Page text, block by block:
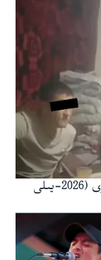
ئەركىن ئاسىيا رادىيوسى ئۇيغۇرچە خەۋەرلىرى (2026-يىلى